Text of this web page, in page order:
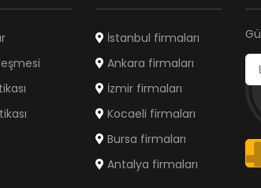
İstanbul firmaları
Ankara firmaları
İzmir firmaları
Kocaeli firmaları
Bursa firmaları
Antalya firmaları